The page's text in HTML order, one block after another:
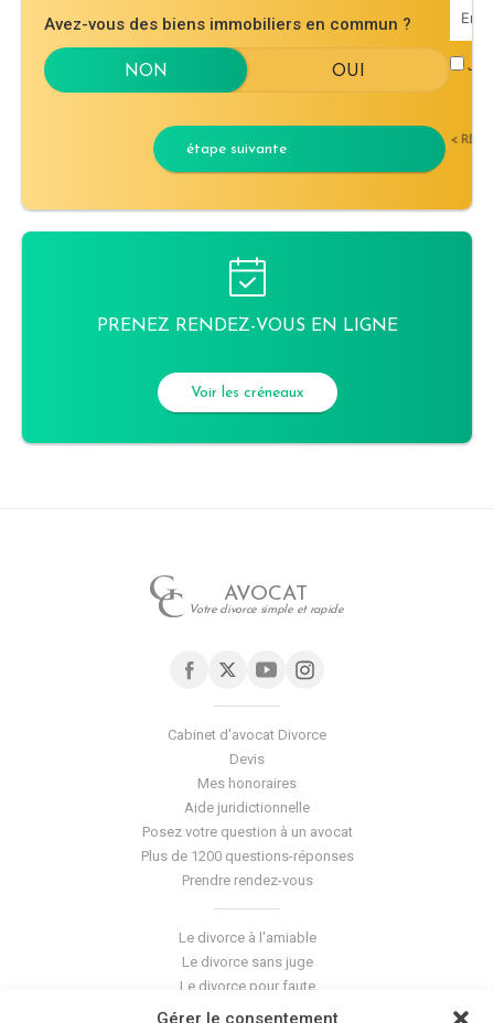
Gérer le consentement
Avez-vous des biens immobiliers en commun ?
étape suivante <
PRENEZ RENDEZ-VOUS EN LIGNE
Voir les créneaux
AVOCAT
Votre divorce simple et rapide
Cabinet d'avocat Divorce
Devis
Mes honoraires
Aide juridictionnelle
Posez votre question à un avocat
Plus de 1200 questions-réponses
Prendre rendez-vous
Le divorce à l'amiable
Le divorce sans juge
Le divorce pour faute
Le divorce accepté